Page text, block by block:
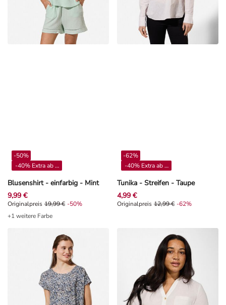
Blusenshirt - einfarbig - Mint
-50%
-40% Extra ab 4**
9,99 €
Originalpreis 19,99 €, Rabat -50%
Originalpreis 19,99 € -50%
+1 weitere Farbe
Tunika - Streifen - Taupe
-62%
-40% Extra ab 4**
4,99 €
Originalpreis 12,99 €, Rabat -62%
Originalpreis 12,99 € -62%